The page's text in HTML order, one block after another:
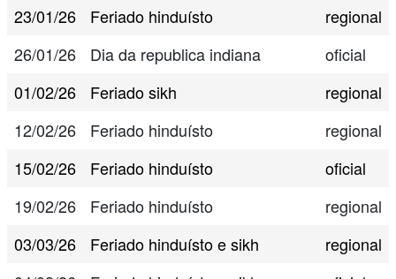
23/01/26
Feriado hinduísto
regional
26/01/26
Dia da republica indiana
oficial
01/02/26
Feriado sikh
regional
12/02/26
Feriado hinduísto
regional
15/02/26
Feriado hinduísto
oficial
19/02/26
Feriado hinduísto
regional
03/03/26
Feriado hinduísto e sikh
regional